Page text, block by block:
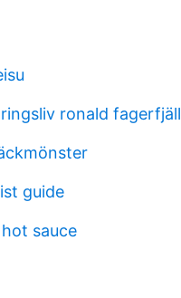
ronald fagerfjäll
guide
sauce